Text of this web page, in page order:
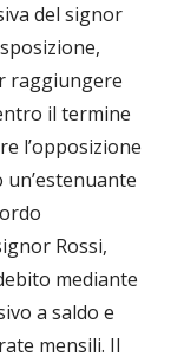
del signor
raggiungere
il termine
l’opposizione
Rossi,
mediante
a saldo e
mensili. Il